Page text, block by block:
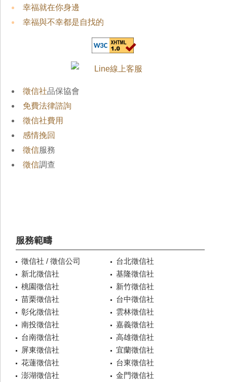
幸福就在你身邊
幸福與不幸都是自找的
徵信社品保協會
免費法律諮詢
徵信社費用
感情挽回
徵信服務
徵信調查
服務範疇
徵信社 / 徵信公司
台北徵信社
新北徵信社
基隆徵信社
桃園徵信社
新竹徵信社
苗栗徵信社
台中徵信社
彰化徵信社
雲林徵信社
南投徵信社
嘉義徵信社
台南徵信社
高雄徵信社
屏東徵信社
宜蘭徵信社
花蓮徵信社
台東徵信社
澎湖徵信社
金門徵信社